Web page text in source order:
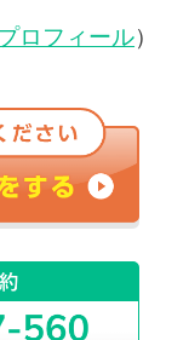
ロフィール）